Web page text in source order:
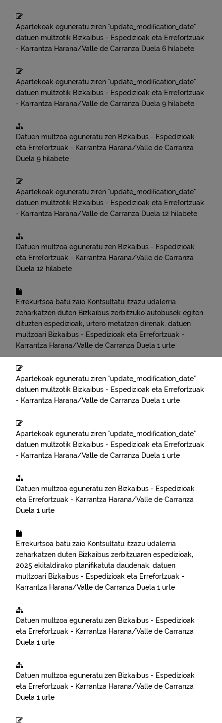
Apartekoak eguneratu ziren "update_modification_date"
datuen multzotik Bizkaibus - Espedizioak eta Errefortzuak
- Karrantza Harana/Valle de Carranza Duela 6 hilabete
Apartekoak eguneratu ziren "update_modification_date"
datuen multzotik Bizkaibus - Espedizioak eta Errefortzuak
- Karrantza Harana/Valle de Carranza Duela 9 hilabete
Datuen multzoa eguneratu zen Bizkaibus - Espedizioak
eta Errefortzuak - Karrantza Harana/Valle de Carranza
Duela 9 hilabete
Apartekoak eguneratu ziren "update_modification_date"
datuen multzotik Bizkaibus - Espedizioak eta Errefortzuak
- Karrantza Harana/Valle de Carranza Duela 12 hilabete
Datuen multzoa eguneratu zen Bizkaibus - Espedizioak
eta Errefortzuak - Karrantza Harana/Valle de Carranza
Duela 12 hilabete
Errekurtsoa batu zaio Kontsultatu itzazu udalerria
zeharkatzen duten Bizkaibus zerbitzuko autobusek egiten
dituzten espedizioak, urtero metatzen direnak. datuen
multzoari Bizkaibus - Espedizioak eta Errefortzuak -
Karrantza Harana/Valle de Carranza Duela 1 urte
Apartekoak eguneratu ziren "update_modification_date"
datuen multzotik Bizkaibus - Espedizioak eta Errefortzuak
- Karrantza Harana/Valle de Carranza Duela 1 urte
Apartekoak eguneratu ziren "update_modification_date"
datuen multzotik Bizkaibus - Espedizioak eta Errefortzuak
- Karrantza Harana/Valle de Carranza Duela 1 urte
Datuen multzoa eguneratu zen Bizkaibus - Espedizioak
eta Errefortzuak - Karrantza Harana/Valle de Carranza
Duela 1 urte
Errekurtsoa batu zaio Kontsultatu itzazu udalerria
zeharkatzen duten Bizkaibus zerbitzuaren espedizioak,
2025 ekitaldirako planifikatuta daudenak. datuen
multzoari Bizkaibus - Espedizioak eta Errefortzuak -
Karrantza Harana/Valle de Carranza Duela 1 urte
Datuen multzoa eguneratu zen Bizkaibus - Espedizioak
eta Errefortzuak - Karrantza Harana/Valle de Carranza
Duela 1 urte
Datuen multzoa eguneratu zen Bizkaibus - Espedizioak
eta Errefortzuak - Karrantza Harana/Valle de Carranza
Duela 1 urte